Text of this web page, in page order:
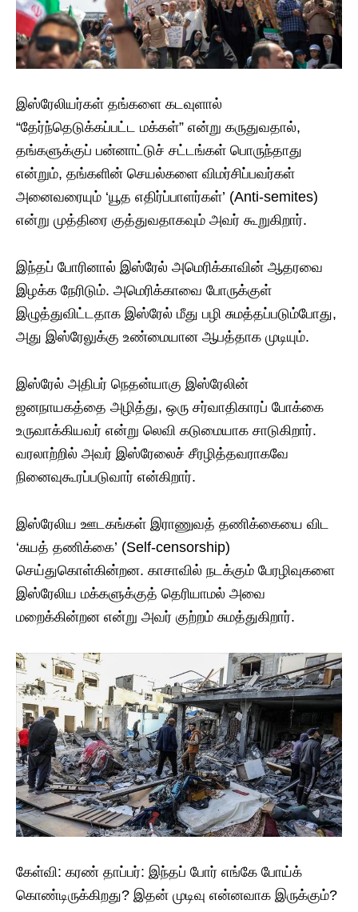
​இஸ்ரேலியர்கள் தங்களை கடவுளால்
“தேர்ந்தெடுக்கப்பட்ட மக்கள்” என்று கருதுவதால்,
தங்களுக்குப் பன்னாட்டுச் சட்டங்கள் பொருந்தாது
என்றும், தங்களின் செயல்களை விமர்சிப்பவர்கள்
அனைவரையும் ‘யூத எதிர்ப்பாளர்கள்’ (Anti-semites)
என்று முத்திரை குத்துவதாகவும் அவர் கூறுகிறார்.
​இந்தப் போரினால் இஸ்ரேல் அமெரிக்காவின் ஆதரவை
இழக்க நேரிடும். அமெரிக்காவை போருக்குள்
இழுத்துவிட்டதாக இஸ்ரேல் மீது பழி சுமத்தப்படும்போது,
அது இஸ்ரேலுக்கு உண்மையான ஆபத்தாக முடியும்.
​இஸ்ரேல் அதிபர் நெதன்யாகு இஸ்ரேலின்
ஜனநாயகத்தை அழித்து, ஒரு சர்வாதிகாரப் போக்கை
உருவாக்கியவர் என்று லெவி கடுமையாக சாடுகிறார்.
வரலாற்றில் அவர் இஸ்ரேலைச் சீரழித்தவராகவே
நினைவுகூரப்படுவார் என்கிறார்.
இஸ்ரேலிய ஊடகங்கள் இராணுவத் தணிக்கையை விட
‘சுயத் தணிக்கை’ (Self-censorship)
செய்துகொள்கின்றன. காசாவில் நடக்கும் பேரழிவுகளை
இஸ்ரேலிய மக்களுக்குத் தெரியாமல் அவை
மறைக்கின்றன என்று அவர் குற்றம் சுமத்துகிறார்.
கேள்வி: ​கரண் தாப்பர்: இந்தப் போர் எங்கே போய்க்
கொண்டிருக்கிறது? இதன் முடிவு என்னவாக இருக்கும்?